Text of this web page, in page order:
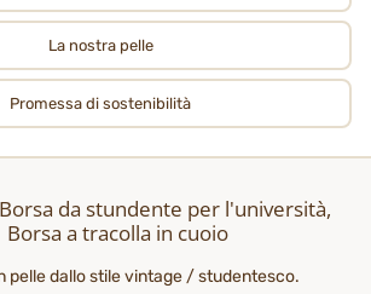
La nostra pelle
Promessa di sostenibilità
da stundente per l'università,
a tracolla in cuoio
pelle dallo stile vintage / studentesco.